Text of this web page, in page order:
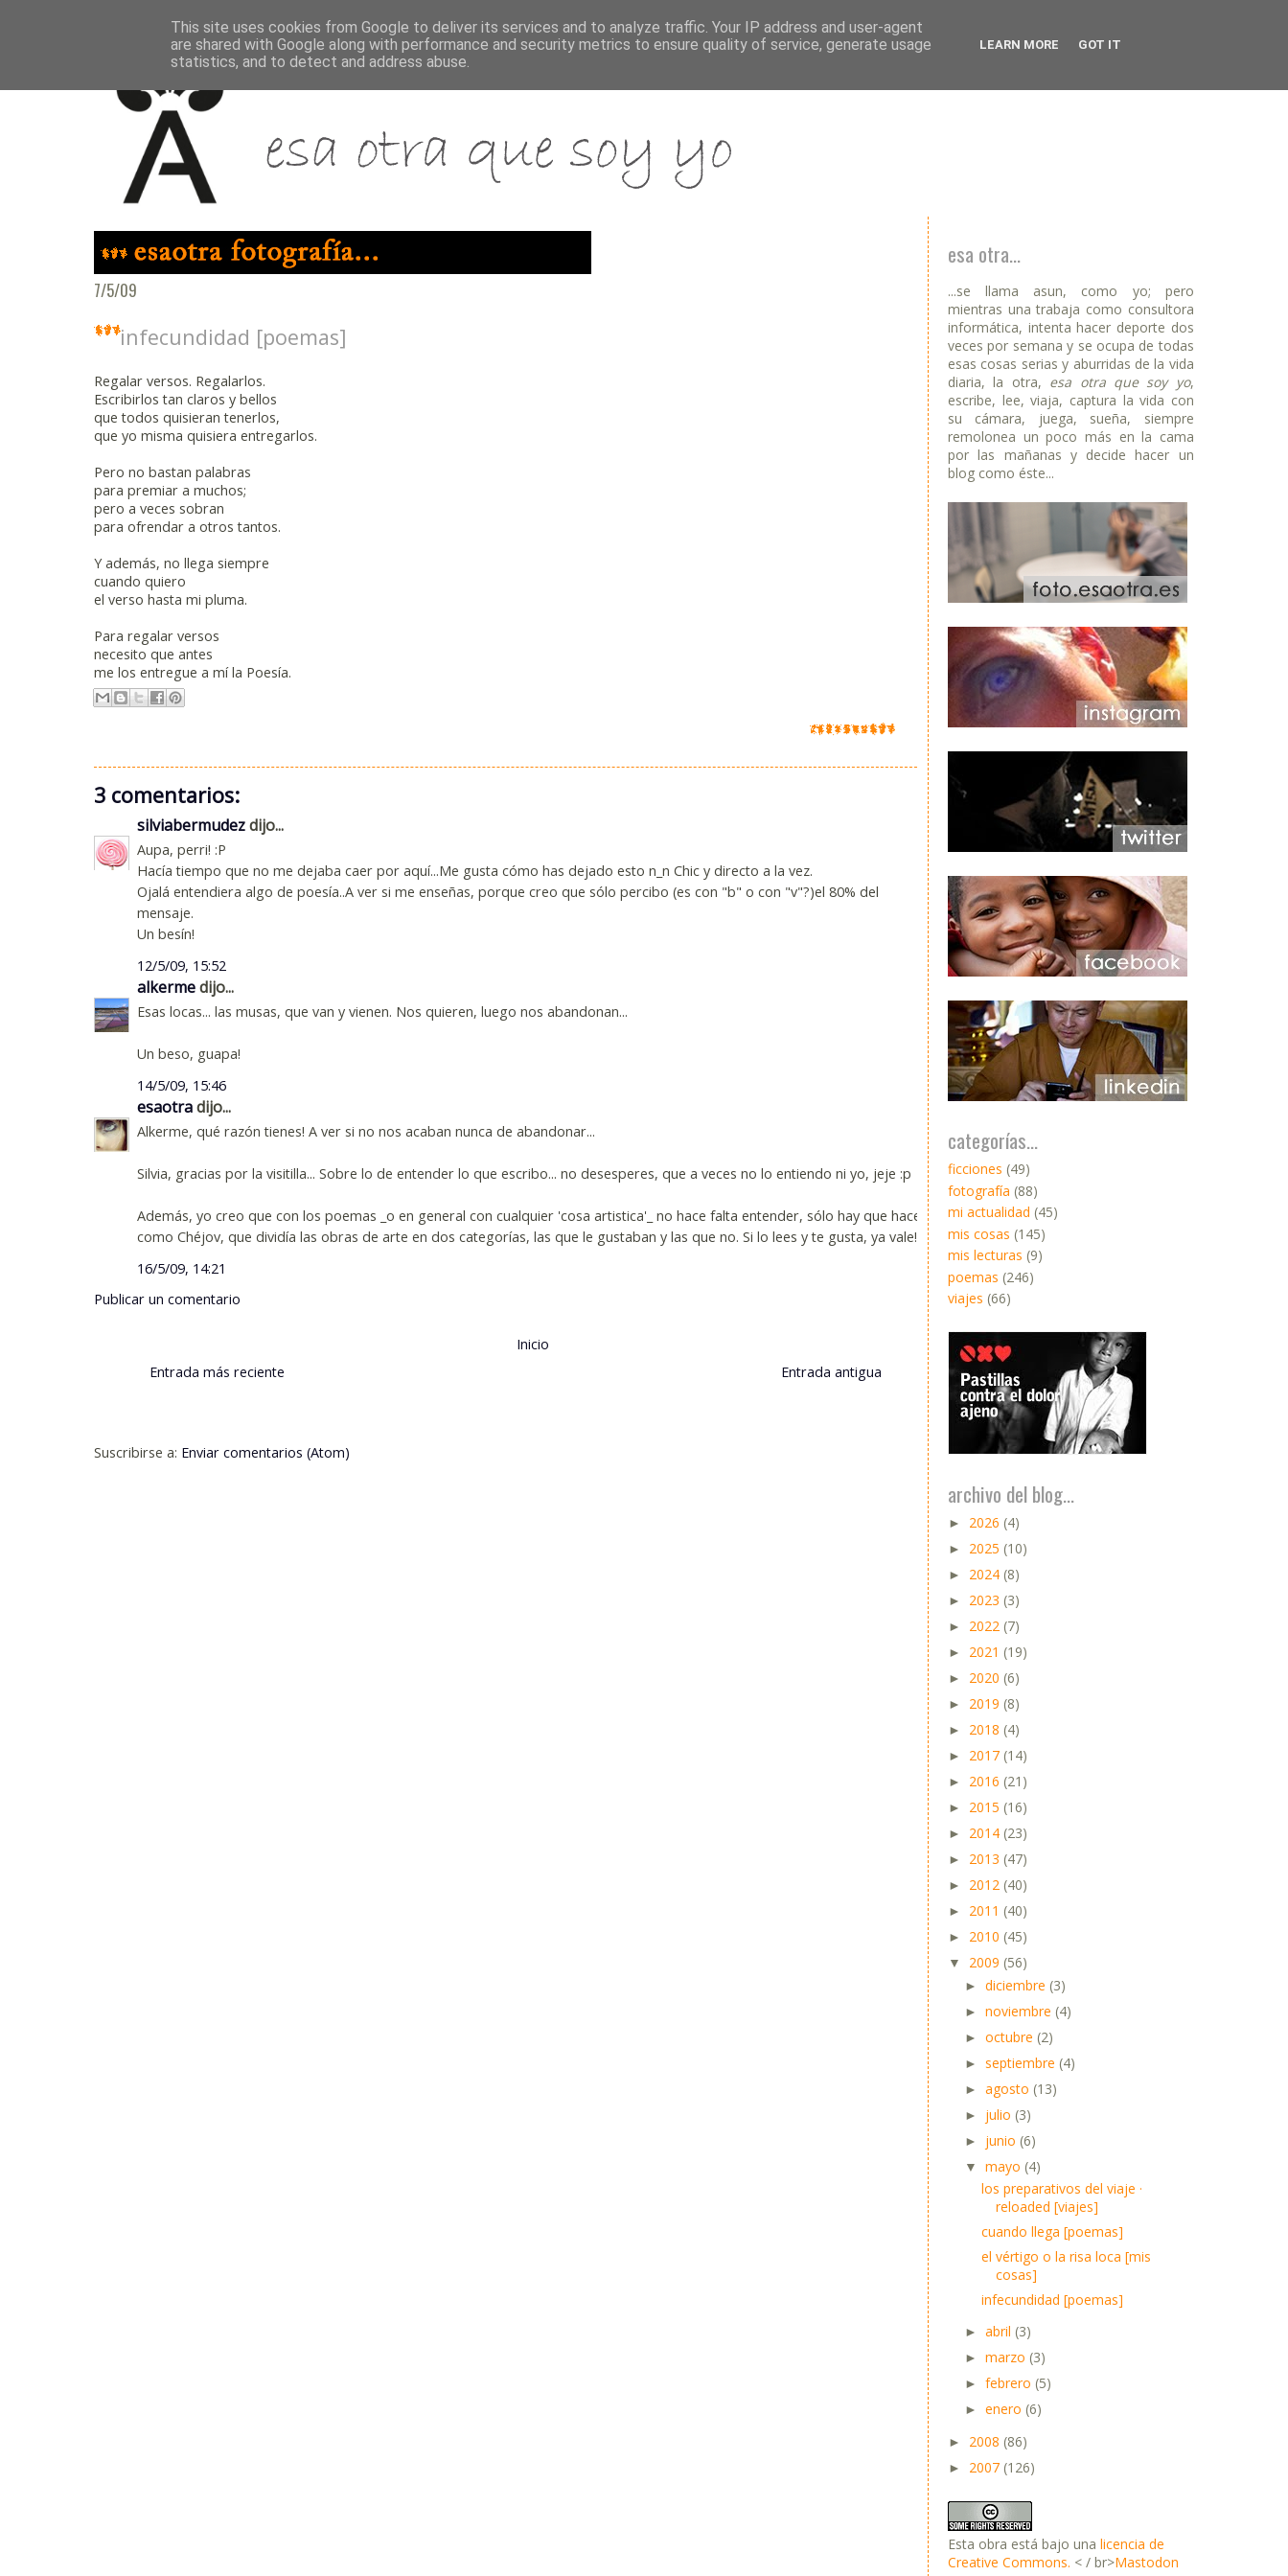
7/5/09
infecundidad [poemas]
Regalar versos. Regalarlos.
Escribirlos tan claros y bellos
que todos quisieran tenerlos,
que yo misma quisiera entregarlos.
Pero no bastan palabras
para premiar a muchos;
pero a veces sobran
para ofrendar a otros tantos.
Y además, no llega siempre
cuando quiero
el verso hasta mi pluma.
Para regalar versos
necesito que antes
me los entregue a mí la Poesía.
3 comentarios:
silviabermudezdijo...
Aupa, perri! :P
Hacía tiempo que no me dejaba caer por aquí...Me gusta cómo has dejado esto n_n Chic y directo a la vez.
Ojalá entendiera algo de poesía..A ver si me enseñas, porque creo que sólo percibo (es con "b" o con "v"?)el 80% del
mensaje.
Un besín!
12/5/09, 15:52
alkermedijo...
Esas locas... las musas, que van y vienen. Nos quieren, luego nos abandonan...
Un beso, guapa!
14/5/09, 15:46
esaotradijo...
Alkerme, qué razón tienes! A ver si no nos acaban nunca de abandonar...
Silvia, gracias por la visitilla... Sobre lo de entender lo que escribo... no desesperes, que a veces no lo entiendo ni yo, jeje :p
Además, yo creo que con los poemas _o en general con cualquier 'cosa artistica'_ no hace falta entender, sólo hay que hacer
como Chéjov, que dividía las obras de arte en dos categorías, las que le gustaban y las que no. Si lo lees y te gusta, ya vale!
16/5/09, 14:21
Publicar un comentario
Entrada más reciente Entrada antigua
Inicio
Suscribirse a: Enviar comentarios (Atom)
esa otra...
...se llama asun, como yo; pero
mientras una trabaja como consultora
informática, intenta hacer deporte dos
veces por semana y se ocupa de todas
esas cosas serias y aburridas de la vida
diaria, la otra, esa otra que soy yo,
escribe, lee, viaja, captura la vida con
su cámara, juega, sueña, siempre
remolonea un poco más en la cama
por las mañanas y decide hacer un
blog como éste...
categorías...
ficciones (49)
fotografía (88)
mi actualidad (45)
mis cosas (145)
mis lecturas (9)
poemas (246)
viajes (66)
archivo del blog...
► 2026 (4)
► 2025 (10)
► 2024 (8)
► 2023 (3)
► 2022 (7)
► 2021 (19)
► 2020 (6)
► 2019 (8)
► 2018 (4)
► 2017 (14)
► 2016 (21)
► 2015 (16)
► 2014 (23)
► 2013 (47)
► 2012 (40)
► 2011 (40)
► 2010 (45)
▼ 2009 (56)
► diciembre (3)
► noviembre (4)
► octubre (2)
► septiembre (4)
► agosto (13)
► julio (3)
► junio (6)
▼ mayo (4)
los preparativos del viaje ·
reloaded [viajes]
cuando llega [poemas]
el vértigo o la risa loca [mis
cosas]
infecundidad [poemas]
► abril (3)
► marzo (3)
► febrero (5)
► enero (6)
► 2008 (86)
► 2007 (126)
Esta obra está bajo una licencia de
Creative Commons. < / br>Mastodon
This site uses cookies from Google to deliver its services and to analyze traffic. Your IP address and user-agent
are shared with Google along with performance and security metrics to ensure quality of service, generate usage
statistics, and to detect and address abuse.
LEARN MORE GOT IT